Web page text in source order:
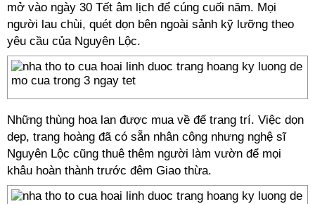
mở vào ngày 30 Tết âm lịch để cúng cuối năm. Mọi
người lau chùi, quét dọn bên ngoài sảnh kỹ lưỡng theo
yêu cầu của Nguyên Lộc.
Những thùng hoa lan được mua về để trang trí. Việc dọn
dẹp, trang hoàng đã có sẵn nhân công nhưng nghệ sĩ
Nguyên Lộc cũng thuê thêm người làm vườn để mọi
khâu hoàn thành trước đêm Giao thừa.